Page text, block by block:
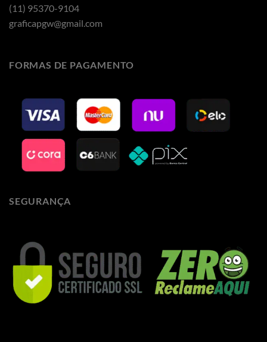
(11) 95370-9104
graficapgw@gmail.com
FORMAS DE PAGAMENTO
SEGURANÇA